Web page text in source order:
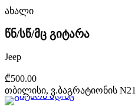
ახალი
წნ/სწ/მც გიტარა
Jeep
₾500.00
თბილისი, ვ.ბაგრატიონის N21